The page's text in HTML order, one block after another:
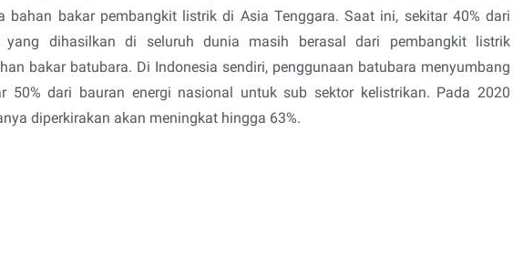
bahan bakar pembangkit listrik di Asia Tenggara. Saat ini, sekitar 40% dari
yang dihasilkan di seluruh dunia masih berasal dari pembangkit listrik
bakar batubara. Di Indonesia sendiri, penggunaan batubara menyumbang
50% dari bauran energi nasional untuk sub sektor kelistrikan. Pada 2020
diperkirakan akan meningkat hingga 63%.